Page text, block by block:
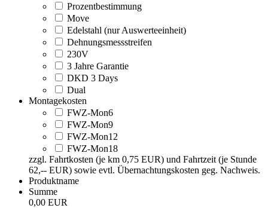
Prozentbestimmung
Move
Edelstahl (nur Auswerteeinheit)
Dehnungsmessstreifen
230V
3 Jahre Garantie
DKD 3 Days
Dual
Montagekosten
FWZ-Mon6
FWZ-Mon9
FWZ-Mon12
FWZ-Mon18
zzgl. Fahrtkosten (je km 0,75 EUR) und Fahrtzeit (je Stunde
62,-- EUR) sowie evtl. Übernachtungskosten geg. Nachweis.
Produktname
Summe
0,00 EUR